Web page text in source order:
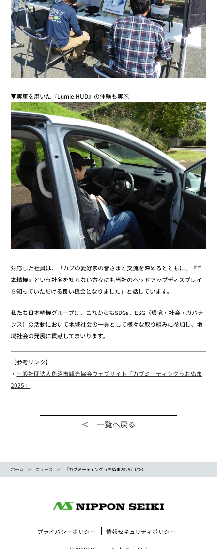
▼実車を用いた『Lumie HUD』の体験も実施
対応した社員は、「カブの愛好家の皆さまと交流を深めるとともに、『日
本精機』という社名を知らない方々にも当社のヘッドアップディスプレイ
を知っていただける良い機会となりました」と話しています。
私たち日本精機グループは、これからもSDGs、ESG（環境・社会・ガバナ
ンス）の活動において地域社会の一員として様々な取り組みに参加し、地
域社会の発展に貢献してまいります。
【参考リンク】
・一般社団法人魚沼市観光協会ウェブサイト「カブミーティングうおぬま
2025」
＜ 一覧ヘ戻る
ホーム ニュース 『カブミーティングうおぬま2025』に出...
プライバシーポリシー 情報セキュリティポリシー